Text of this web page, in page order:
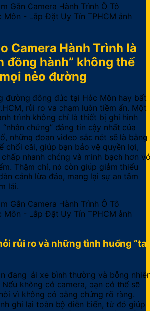
Camera Hành Trình là
đồng hành” không thể
nẻo đường
đường đông đúc tại Hóc Môn hay bất
rủi ro va chạm luôn tiềm ẩn. Một
trình không chỉ là thiết bị ghi hình
chứng” đáng tin cậy nhất của
những đoạn video sắc nét sẽ là bằng
chối cãi, giúp bạn bảo vệ quyền lợi,
nhanh chóng và minh bạch hơn
Thậm chí, nó còn giúp giảm thiểu
cảnh lừa đảo, mang lại sự an tâm
lái.
rủi ro và những tình huống “tai
đang lái xe bình thường và bỗng
không có camera, bạn có thể sẽ
vì không có bằng chứng rõ ràng.
ghi lại toàn bộ diễn biến, từ đó giúp